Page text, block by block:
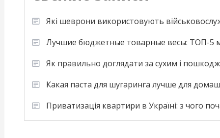
Які шеврони використовують
Лучшие бюджетные товарные весы: ТОП-5
Як правильно доглядати за сухим і
Какая паста для шугаринга лучше для
Приватизація квартири в Україні: з чого